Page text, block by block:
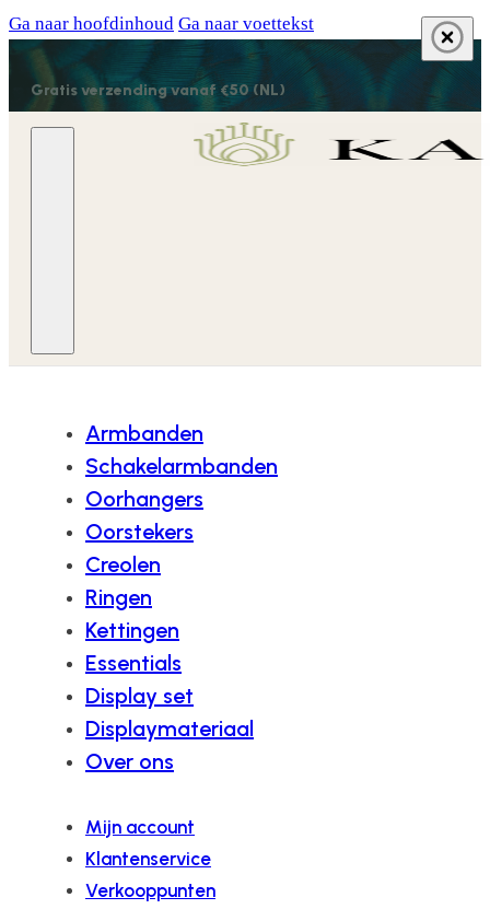
Ga naar hoofdinhoud Ga naar voettekst
Gratis verzending vanaf €50 (NL)
Armbanden
Schakelarmbanden
Oorhangers
Oorstekers
Creolen
Ringen
Kettingen
Essentials
Display set
Displaymateriaal
Over ons
Mijn account
Klantenservice
Verkooppunten